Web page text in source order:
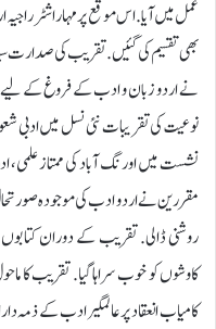
عمل میں آیا. اس موقع پر مہاراشٹر راجیہ
بھی تقسیم کی گئیں.تقریب کی صدارت
نے اردو زبان و ادب کے فروغ کے لیے
نوعیت کی تقریبات نئی نسل میں ادبی
نشست میں اورنگ آباد کی ممتاز علمی،
مقررین نے اردو ادب کی موجودہ
روشنی ڈالی. تقریب کے دوران کتابوں
کاوشوں کو خوب سراہا گیا. تقریب کا
کامیاب انعقاد پر عالمگیر ادب کے